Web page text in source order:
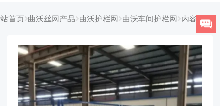
首页 曲沃丝网产品 曲沃护栏网 曲沃车间护栏网 内容详情
日本語